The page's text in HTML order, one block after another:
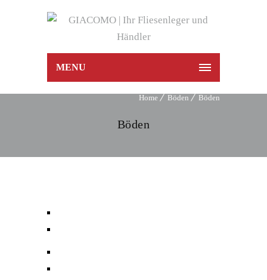
MENU
Böden
Home Böden Böden